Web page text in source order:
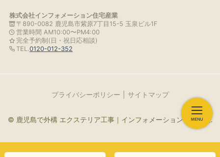
株式会社インフォメーション住宅産業
〒890-0082 鹿児島市紫原7丁目15-5 玉泉ビル1F
営業時間 AM10:00〜PM4:00
完全予約制(日・祝日応相談)
TEL.0120-012-352
プライバシーポリシー サイトマップ
© 鹿児島で外構 エクステリア工事｜インフォメーション住宅産業.